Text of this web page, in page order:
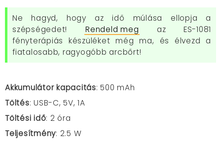
Ne hagyd, hogy az idő múlása ellopja a
szépségedet! Rendeld meg
az ES-1081
fényterápiás készüléket még ma, és élvezd a
fiatalosabb, ragyogóbb arcbőrt!
Akkumulátor kapacitás: 500 mAh
Töltés: USB-C, 5V, 1A
Töltési idő: 2 óra
Teljesítmény: 2.5 W